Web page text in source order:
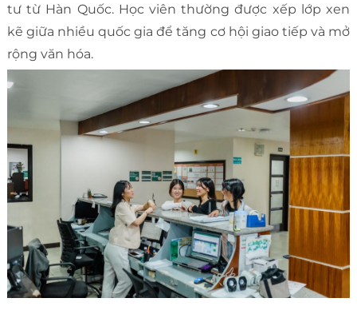
tư từ Hàn Quốc. Học viên thường được xếp lớp xen
kẽ giữa nhiều quốc gia để tăng cơ hội giao tiếp và mở
rộng văn hóa.